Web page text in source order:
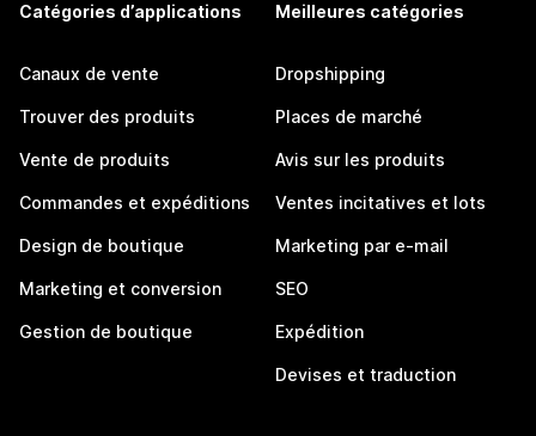
Catégories d’applications
Canaux de vente
Trouver des produits
Vente de produits
Commandes et expéditions
Design de boutique
Marketing et conversion
Gestion de boutique
Meilleures catégories
Dropshipping
Places de marché
Avis sur les produits
Ventes incitatives et lots
Marketing par e-mail
SEO
Expédition
Devises et traduction